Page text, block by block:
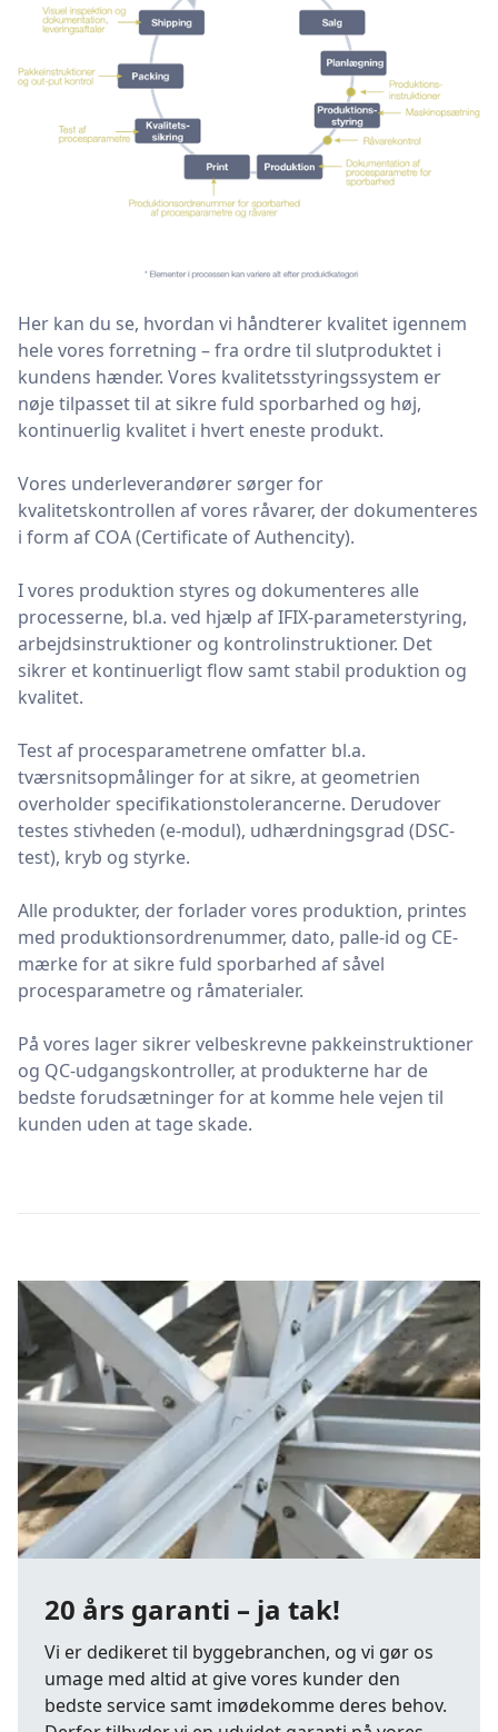
Her kan du se, hvordan vi håndterer kvalitet igennem
hele vores forretning – fra ordre til slutproduktet i
kundens hænder. Vores kvalitetsstyringssystem er
nøje tilpasset til at sikre fuld sporbarhed og høj,
kontinuerlig kvalitet i hvert eneste produkt.
Vores underleverandører sørger for
kvalitetskontrollen af vores råvarer, der dokumenteres
i form af COA (Certificate of Authencity).
I vores produktion styres og dokumenteres alle
processerne, bl.a. ved hjælp af IFIX-parameterstyring,
arbejdsinstruktioner og kontrolinstruktioner. Det
sikrer et kontinuerligt flow samt stabil produktion og
kvalitet.
Test af procesparametrene omfatter bl.a.
tværsnitsopmålinger for at sikre, at geometrien
overholder specifikationstolerancerne. Derudover
testes stivheden (e-modul), udhærdningsgrad (DSC-
test), kryb og styrke.
Alle produkter, der forlader vores produktion, printes
med produktionsordrenummer, dato, palle-id og CE-
mærke for at sikre fuld sporbarhed af såvel
procesparametre og råmaterialer.
På vores lager sikrer velbeskrevne pakkeinstruktioner
og QC-udgangskontroller, at produkterne har de
bedste forudsætninger for at komme hele vejen til
kunden uden at tage skade.
20 års garanti – ja tak!
Vi er dedikeret til byggebranchen, og vi gør os
umage med altid at give vores kunder den
bedste service samt imødekomme deres behov.